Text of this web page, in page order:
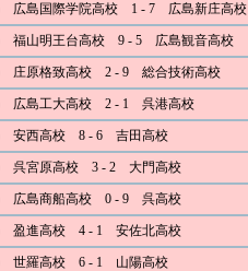
広島国際学院高校 1 - 7 広島新庄高校
福山明王台高校 9 - 5 広島観音高校
庄原格致高校 2 - 9 総合技術高校
広島工大高校 2 - 1 呉港高校
安西高校 8 - 6 吉田高校
呉宮原高校 3 - 2 大門高校
広島商船高校 0 - 9 呉高校
盈進高校 4 - 1 安佐北高校
世羅高校 6 - 1 山陽高校